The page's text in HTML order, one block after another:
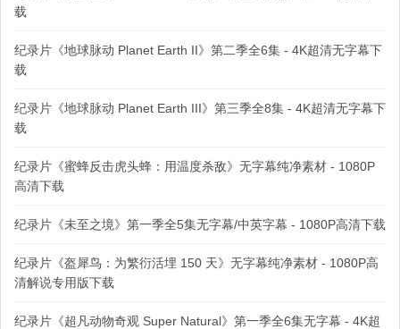
载
纪录片《地球脉动 Planet Earth II》第二季全6集 - 4K超清无字幕下
载
纪录片《地球脉动 Planet Earth III》第三季全8集 - 4K超清无字幕下
载
纪录片《蜜蜂反击虎头蜂：用温度杀敌》无字幕纯净素材 - 1080P
高清下载
纪录片《未至之境》第一季全5集无字幕/中英字幕 - 1080P高清下载
纪录片《盔犀鸟：为繁衍活埋 150 天》无字幕纯净素材 - 1080P高
清解说专用版下载
纪录片《超凡动物奇观 Super Natural》第一季全6集无字幕 - 4K超